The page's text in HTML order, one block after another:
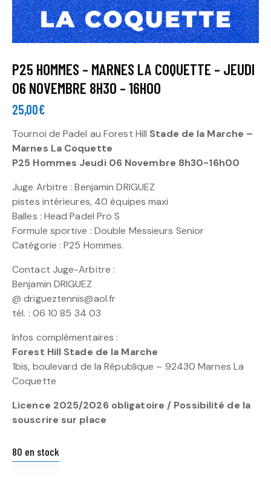
P25 HOMMES – MARNES LA COQUETTE – JEUDI
06 NOVEMBRE 8H30 – 16H00
25,00€
Tournoi de Padel au Forest Hill Stade de la Marche –
Marnes La Coquette
P25 Hommes Jeudi 06 Novembre 8h30-16h00
Juge Arbitre : Benjamin DRIGUEZ
pistes intérieures, 40 équipes maxi
Balles : Head Padel Pro S
Formule sportive : Double Messieurs Senior
Catégorie : P25 Hommes.
Contact Juge-Arbitre :
Benjamin DRIGUEZ
@ drigueztennis@aol.fr
tél. : 06 10 85 34 03
Infos complémentaires :
Forest Hill Stade de la Marche
1bis, boulevard de la République – 92430 Marnes La
Coquette
Licence 2025/2026 obligatoire / Possibilité de la
souscrire sur place
80 en stock